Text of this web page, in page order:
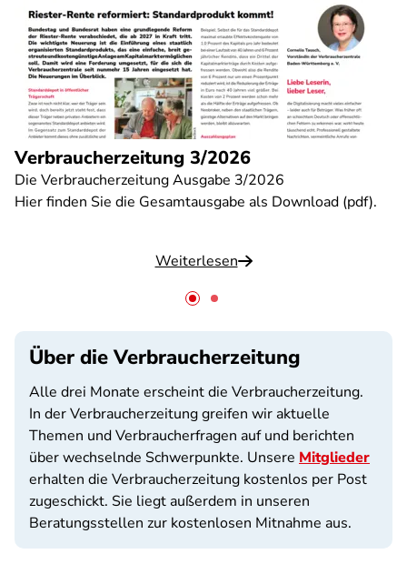
Verbraucherzeitung 3/2026
Die Verbraucherzeitung Ausgabe 3/2026
Hier finden Sie die Gesamtausgabe als Download (pdf).
Weiterlesen
Über die Verbraucherzeitung
Alle drei Monate erscheint die Verbraucherzeitung.
In der Verbraucherzeitung greifen wir aktuelle
Themen und Verbraucherfragen auf und berichten
über wechselnde Schwerpunkte. Unsere Mitglieder
erhalten die Verbraucherzeitung kostenlos per Post
zugeschickt. Sie liegt außerdem in unseren
Beratungsstellen zur kostenlosen Mitnahme aus.